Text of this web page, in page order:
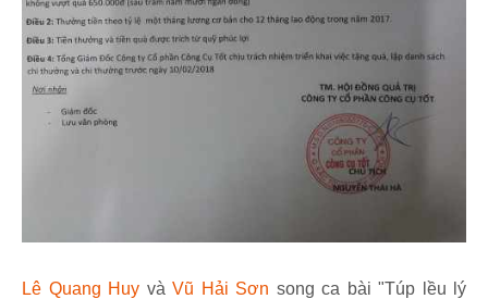
Lê Quang Huy và Vũ Hải Sơn song ca bài "Túp lều lý